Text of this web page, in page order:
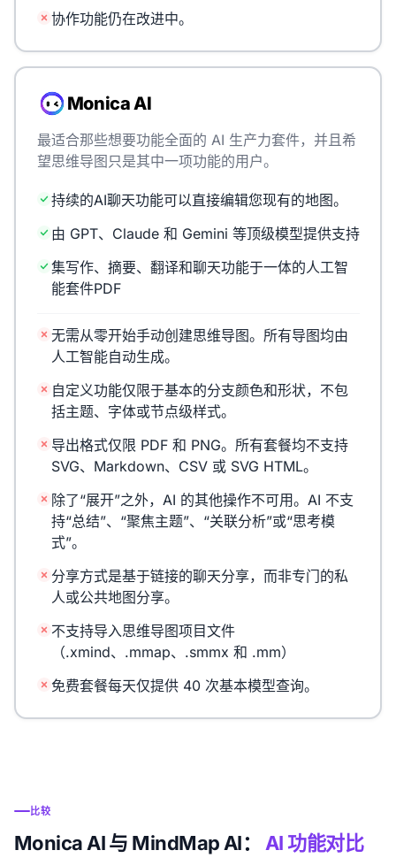
协作功能仍在改进中。
Monica AI
最适合那些想要功能全面的 AI 生产力套件，并且希
望思维导图只是其中一项功能的用户。
持续的AI聊天功能可以直接编辑您现有的地图。
由 GPT、Claude 和 Gemini 等顶级模型提供支持
集写作、摘要、翻译和聊天功能于一体的人工智
能套件PDF
无需从零开始手动创建思维导图。所有导图均由
人工智能自动生成。
自定义功能仅限于基本的分支颜色和形状，不包
括主题、字体或节点级样式。
导出格式仅限 PDF 和 PNG。所有套餐均不支持
SVG、Markdown、CSV 或 SVG HTML。
除了“展开”之外，AI 的其他操作不可用。AI 不支
持“总结”、“聚焦主题”、“关联分析”或“思考模
式”。
分享方式是基于链接的聊天分享，而非专门的私
人或公共地图分享。
不支持导入思维导图项目文件
（.xmind、.mmap、.smmx 和 .mm）
免费套餐每天仅提供 40 次基本模型查询。
比较
Monica AI 与 MindMap AI： AI 功能对比